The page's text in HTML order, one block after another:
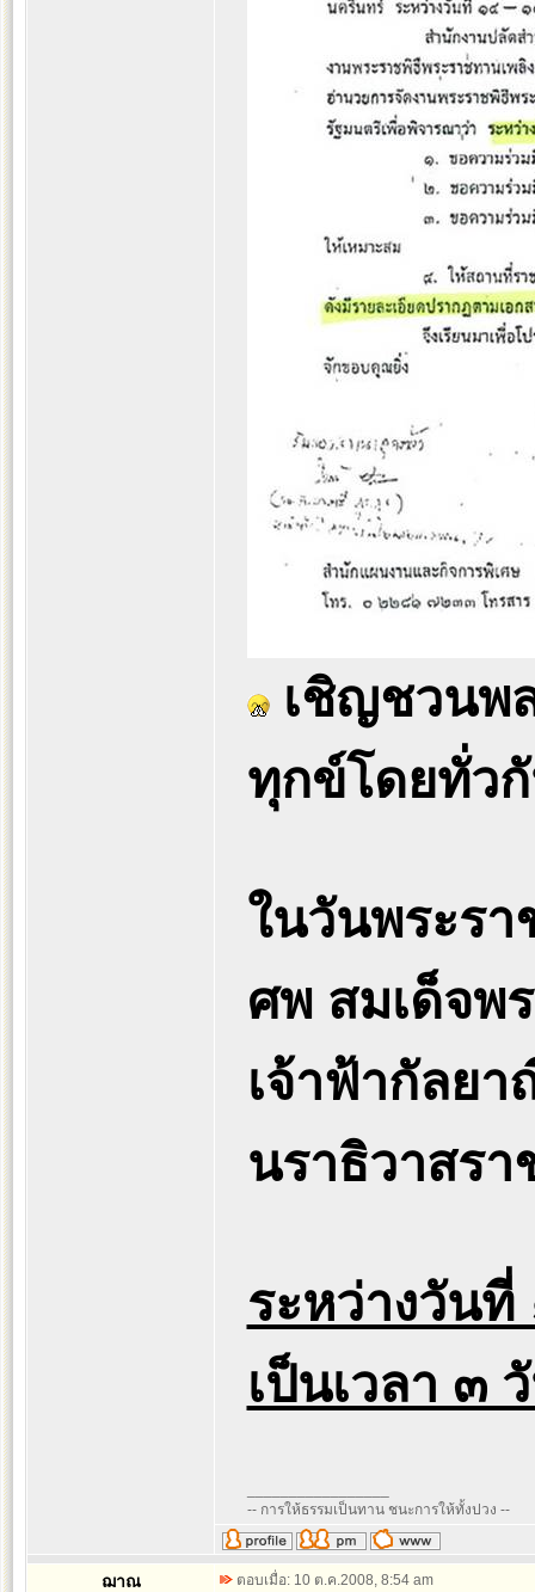
เชิญชวนพ
ทุกข์โดยทั่ว
ในวันพระรา
ศพ สมเด็จพ
เจ้าฟ้ากัลย
นราธิวาสร
ระหว่างวัน
เป็นเวลา ๓
-- การให้ธรรมเป็นทาน ชนะการให้ทั้งปวง --
ฌาณ ตอบเมื่อ: 10 ต.ค.2008, 8:54 am